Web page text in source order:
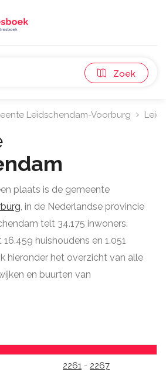
Zoek
Leidschendam-Voorburg
plaats is de gemeente
, in de Nederlandse provincie
telt 34.175 inwoners.
huishoudens en 1.051
hieronder het overzicht van alle
en buurten van
2261 - 2267